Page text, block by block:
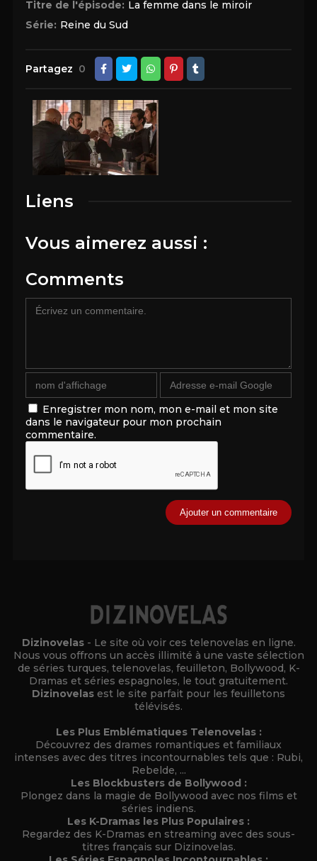
Titre de l'épisode: La femme dans le miroir
Série: Reine du Sud
Partagez 0
Liens
Vous aimerez aussi :
Comments
Enregistrer mon nom, mon e-mail et mon site
dans le navigateur pour mon prochain
commentaire.
Dizinovelas - Le site où voir ces telenovelas en ligne.
Nous vous offrons un accès illimité à une vaste sélection
de séries turques, telenovelas, feuilleton, Bollywood, K-
Dramas et séries espagnoles, le tout gratuitement.
Dizinovelas est le site parfait pour les feuilletons
télévisés.
Les Plus Emblématiques Telenovelas :
Découvrez des drames romantiques et familiaux
intenses avec des titres incontournables tels que : Rubi,
Rebelde, ...
Les Blockbusters de Bollywood :
Plongez dans la magie de Bollywood avec nos films et
séries indiens.
Les K-Dramas les Plus Populaires :
Regardez des K-Dramas en streaming avec des sous-
titres français sur Dizinovelas.